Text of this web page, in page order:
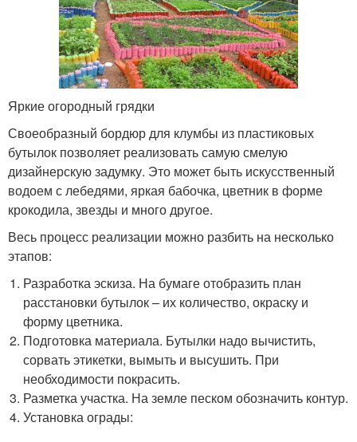
Яркие огородный грядки
Своеобразный бордюр для клумбы из пластиковых
бутылок позволяет реализовать самую смелую
дизайнерскую задумку. Это может быть искусственный
водоем с лебедями, яркая бабочка, цветник в форме
крокодила, звезды и много другое.
Весь процесс реализации можно разбить на несколько
этапов:
Разработка эскиза. На бумаге отобразить план
расстановки бутылок – их количество, окраску и
форму цветника.
Подготовка материала. Бутылки надо вычистить,
сорвать этикетки, вымыть и высушить. При
необходимости покрасить.
Разметка участка. На земле песком обозначить контур.
Установка ограды: